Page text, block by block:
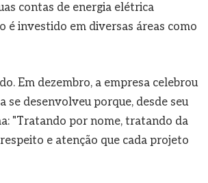
contas de energia elétrica
é investido em diversas áreas como
Em dezembro, a empresa celebrou
se desenvolveu porque, desde seu
"Tratando por nome, tratando da
e atenção que cada projeto